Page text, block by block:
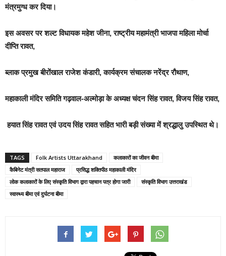
मंत्रमुग्ध कर दिया।
इस अवसर पर शल्ट विधायक महेश जीना, राष्ट्रीय महामंत्री भाजपा महिला मोर्चा
दीप्ति रावत,
ब्लाक प्रमुख बीरोंखाल राजेश कंडारी, कार्यक्रम संचालक नरेंद्र रौथाण,
महाकाली मंदिर समिति गढ़वाल-अल्मोड़ा के अध्यक्ष चंदन सिंह रावत, विजय सिंह रावत,
हयात सिंह रावत एवं उदय सिंह रावत सहित भारी बड़ी संख्या में श्रद्धालु उपस्थित थे।
TAGS Folk Artists Uttarakhand
कलाकारों का जीवन बीमा
कैबिनेट मंत्री सतपाल महाराज
प्रसिद्ध शक्तिपीठ महाकाली मंदिर
लोक कलाकारों के लिए संस्कृति विभाग द्वारा पहचान पत्र होगा जारी
संस्कृति विभाग उत्तराखंड
स्वास्थ्य बीमा एवं दुर्घटना बीमा